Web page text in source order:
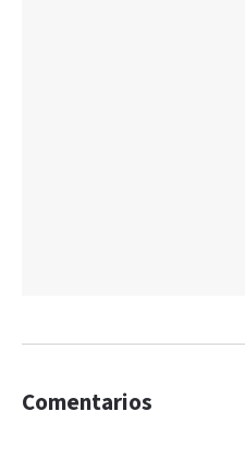
Comentarios